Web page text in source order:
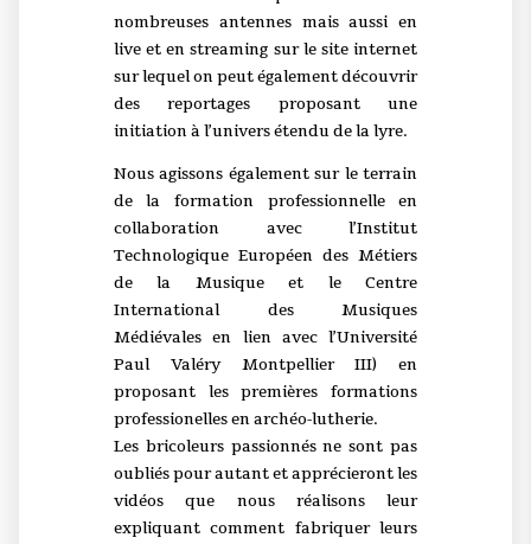
nombreuses antennes mais aussi en
live et en streaming sur le site internet
sur lequel on peut également découvrir
des reportages proposant une
initiation à l’univers étendu de la lyre.
Nous agissons également sur le terrain
de la formation professionnelle en
collaboration avec l’Institut
Technologique Européen des Métiers
de la Musique et le Centre
International des Musiques
Médiévales en lien avec l’Université
Paul Valéry Montpellier III) en
proposant les premières formations
professionelles en archéo-lutherie.
Les bricoleurs passionnés ne sont pas
oubliés pour autant et apprécieront les
vidéos que nous réalisons leur
expliquant comment fabriquer leurs